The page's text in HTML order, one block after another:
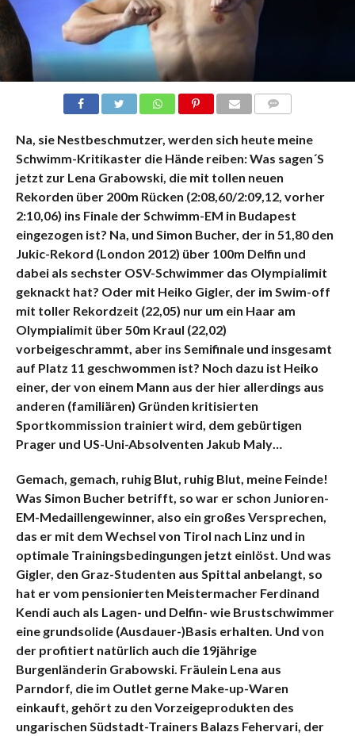
Na, sie Nestbeschmutzer, werden sich heute meine
Schwimm-Kritikaster die Hände reiben: Was sagen´S
jetzt zur Lena Grabowski, die mit tollen neuen
Rekorden über 200m Rücken (2:08,60/2:09,12, vorher
2:10,06) ins Finale der Schwimm-EM in Budapest
eingezogen ist? Na, und Simon Bucher, der in 51,80 den
Jukic-Rekord (London 2012) über 100m Delfin und
dabei als sechster OSV-Schwimmer das Olympialimit
geknackt hat? Oder mit Heiko Gigler, der im Swim-off
mit toller Rekordzeit (22,05) nur um ein Haar am
Olympialimit über 50m Kraul (22,02)
vorbeigeschrammt, aber ins Semifinale und insgesamt
auf PIatz 11 geschwommen ist? Noch dazu ist Heiko
einer, der von einem Mann aus der hier allerdings aus
anderen (familiären) Gründen kritisierten
Sportkommission trainiert wird, dem gebürtigen
Prager und US-Uni-Absolventen Jakub Maly…
Gemach, gemach, ruhig Blut, ruhig Blut, meine Feinde!
Was Simon Bucher betrifft, so war er schon Junioren-
EM-Medaillengewinner, also ein großes Versprechen,
das er mit dem Wechsel von Tirol nach Linz und in
optimale Trainingsbedingungen jetzt einlöst. Und was
Gigler, den Graz-Studenten aus Spittal anbelangt, so
hat er vom pensionierten Meistermacher Ferdinand
Kendi auch als Lagen- und Delfin- wie Brustschwimmer
eine grundsolide (Ausdauer-)Basis erhalten. Und von
der profitiert natürlich auch die 19jährige
Burgenländerin Grabowski. Fräulein Lena aus
Parndorf, die im Outlet gerne Make-up-Waren
einkauft, gehört zu den Vorzeigeprodukten des
ungarischen Südstadt-Trainers Balazs Fehervari, der